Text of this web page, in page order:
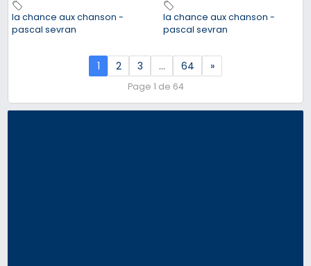
la chance aux chanson -
pascal sevran
la chance aux chanson -
pascal sevran
1 2 3 … 64 »
Page 1 de 64